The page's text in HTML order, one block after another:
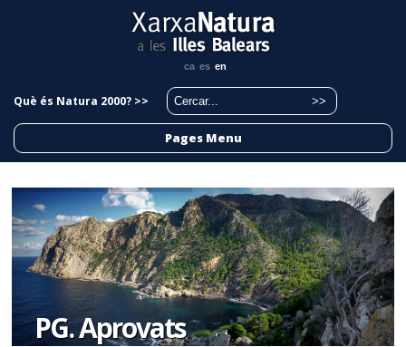
ca es en
Què és Natura 2000? >>
Pages Menu
PG. Aprovats